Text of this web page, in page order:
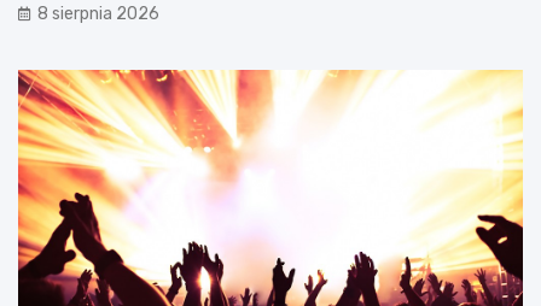
8 sierpnia 2026